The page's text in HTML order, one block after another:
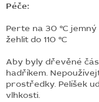
Péče:
Perte na 30 °C
žehlit do 110 °C
Aby byly dřevěné
hadříkem.
prostředky. Pelíšek
vlhkosti.